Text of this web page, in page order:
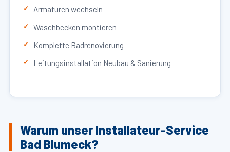
Armaturen wechseln
Waschbecken montieren
Komplette Badrenovierung
Leitungsinstallation Neubau & Sanierung
Warum unser Installateur-Service
Bad Blumeck?